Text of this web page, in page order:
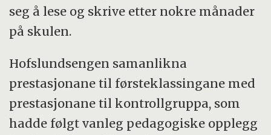
seg å lese og skrive etter nokre månader
på skulen.
Hofslundsengen samanlikna
prestasjonane til førsteklassingane med
prestasjonane til kontrollgruppa, som
hadde følgt vanleg pedagogiske opplegg